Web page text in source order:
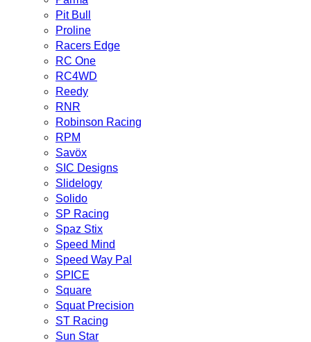
Pit Bull
Proline
Racers Edge
RC One
RC4WD
Reedy
RNR
Robinson Racing
RPM
Savöx
SIC Designs
Slidelogy
Solido
SP Racing
Spaz Stix
Speed Mind
Speed Way Pal
SPICE
Square
Squat Precision
ST Racing
Sun Star